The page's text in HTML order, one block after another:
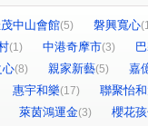
中山會館(5) 磐興寬心
(1) 中港奇摩市(3)
心(8) 親家新藝(5) 嘉
惠宇和樂(17) 聯聚怡
萊茵鴻運金(3) 櫻花